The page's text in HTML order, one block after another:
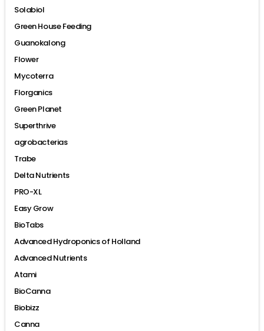
Solabiol
Green House Feeding
Guanokalong
Flower
Mycoterra
Florganics
Green Planet
Superthrive
agrobacterias
Trabe
Delta Nutrients
PRO-XL
Easy Grow
BioTabs
Advanced Hydroponics of Holland
Advanced Nutrients
Atami
BioCanna
Biobizz
Canna